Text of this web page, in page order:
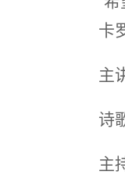
卡
主
诗
主